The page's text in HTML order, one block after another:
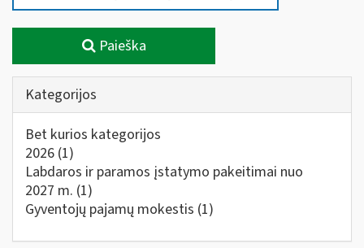
Paieška
Kategorijos
Bet kurios kategorijos
2026 (1)
Labdaros ir paramos įstatymo pakeitimai nuo
2027 m. (1)
Gyventojų pajamų mokestis (1)